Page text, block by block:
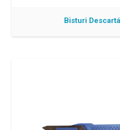
Bisturi